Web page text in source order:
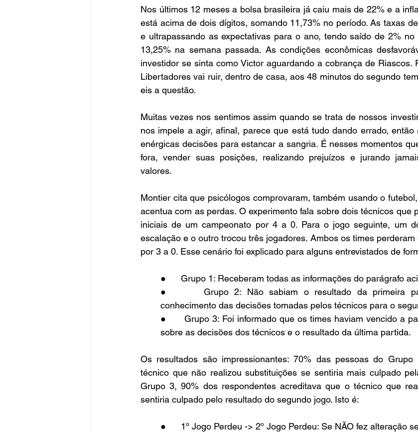
Nos últimos 12 meses a bolsa brasileira já caiu mais de 22% e a
está acima de dois dígitos, somando 11,73% no período. As taxas
e ultrapassando as expectativas para o ano, tendo saído de 2%
13,25% na semana passada. As condições econômicas
investidor se sinta como Victor aguardando a cobrança de Riascos.
Libertadores vai ruir, dentro de casa, aos 48 minutos do segundo
eis a questão.
Muitas vezes nos sentimos assim quando se trata de nossos
nos impele a agir, afinal, parece que está tudo dando errado, então
enérgicas decisões para estancar a sangria. É nesses momentos
fora, vender suas posições, realizando prejuízos e jurando
valores.
Montier cita que psicólogos comprovaram, também usando o
acentua com as perdas. O experimento fala sobre dois técnicos que
iniciais de um campeonato por 4 a 0. Para o jogo seguinte, um
escalação e o outro trocou três jogadores. Ambos os times
por 3 a 0. Esse cenário foi explicado para alguns entrevistados de
●      Grupo 1: Receberam todas as informações do parágrafo
●      Grupo 2: Não sabiam o resultado da primeira
conhecimento das decisões tomadas pelos técnicos para o
●      Grupo 3: Foi informado que os times haviam vencido a
sobre as decisões dos técnicos e o resultado da última partida.
Os resultados são impressionantes: 70% das pessoas do
técnico que não realizou substituições se sentiria mais culpado
Grupo 3, 90% dos respondentes acreditava que o técnico que
sentiria culpado pelo resultado do segundo jogo. Isto é:
●      1º Jogo Perdeu -> 2º Jogo Perdeu: Se NÃO fez alteração